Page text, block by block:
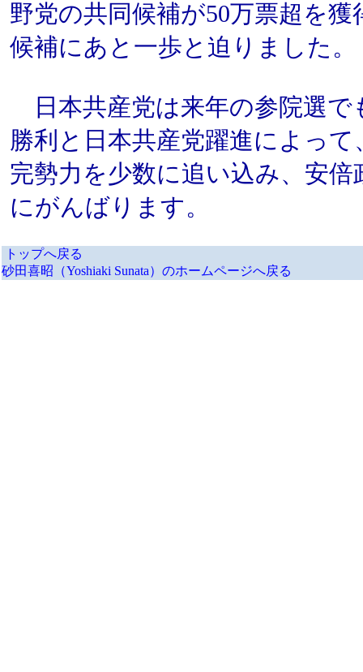
野党の共同候補が50万票超を
候補にあと一歩と迫りました。
日本共産党は来年の参院選で
勝利と日本共産党躍進によっ
完勢力を少数に追い込み、安
にがんばります。
トップへ戻る
砂田喜昭（Yoshiaki Sunata）のホームページへ戻る